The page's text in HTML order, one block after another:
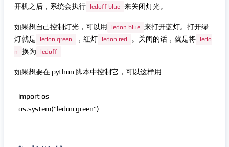
开机之后，系统会执行 ledoff blue 来关闭灯光。
如果想自己控制灯光，可以用 ledon blue 来打开蓝灯。打开绿
灯就是
ledon green ，红灯 ledon red 。关闭的话，就是将
ledo
n
换为 ledoff
如果想要在 python 脚本中控制它，可以这样用
import os
os.system("ledon green")